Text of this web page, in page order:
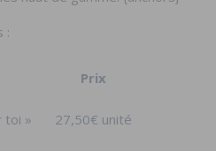
:
Prix
toi » 27,50€ unité